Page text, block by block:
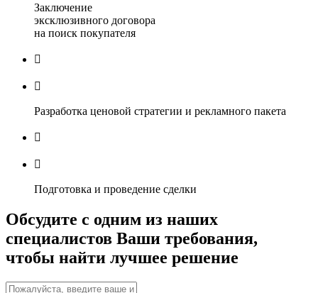
Заключение
эксклюзивного договора
на поиск покупателя


Разработка ценовой стратегии и рекламного пакета


Подготовка и проведение сделки
Обсудите с одним из наших
специалистов Ваши требования,
чтобы найти лучшее решение